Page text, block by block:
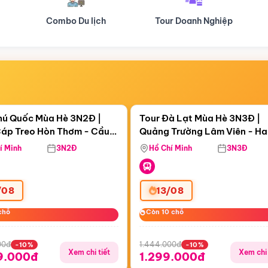
Tour Doanh Nghiệp Du lịch Hành Hương
22:47:06
Treo Hòn Thơm
Quốc Mùa Hè 3N2Đ |
Treo Hòn Thơm - Cầu
Viên Nước Aquatopia
Minh 3N2Đ
-10%
Xem chi tiết
Còn04 ngày 22:47:06
Tour Đà Lạt Mùa Hè 3N3Đ |
Quảng Trường Lâm Viên -
Hill - Puppy Farm
Hồ Chí Minh 3N3Đ
13/08
Còn 10 chỗ
Còn 10 chỗ
1.444.000đ -10%
1.299.000đ Xem